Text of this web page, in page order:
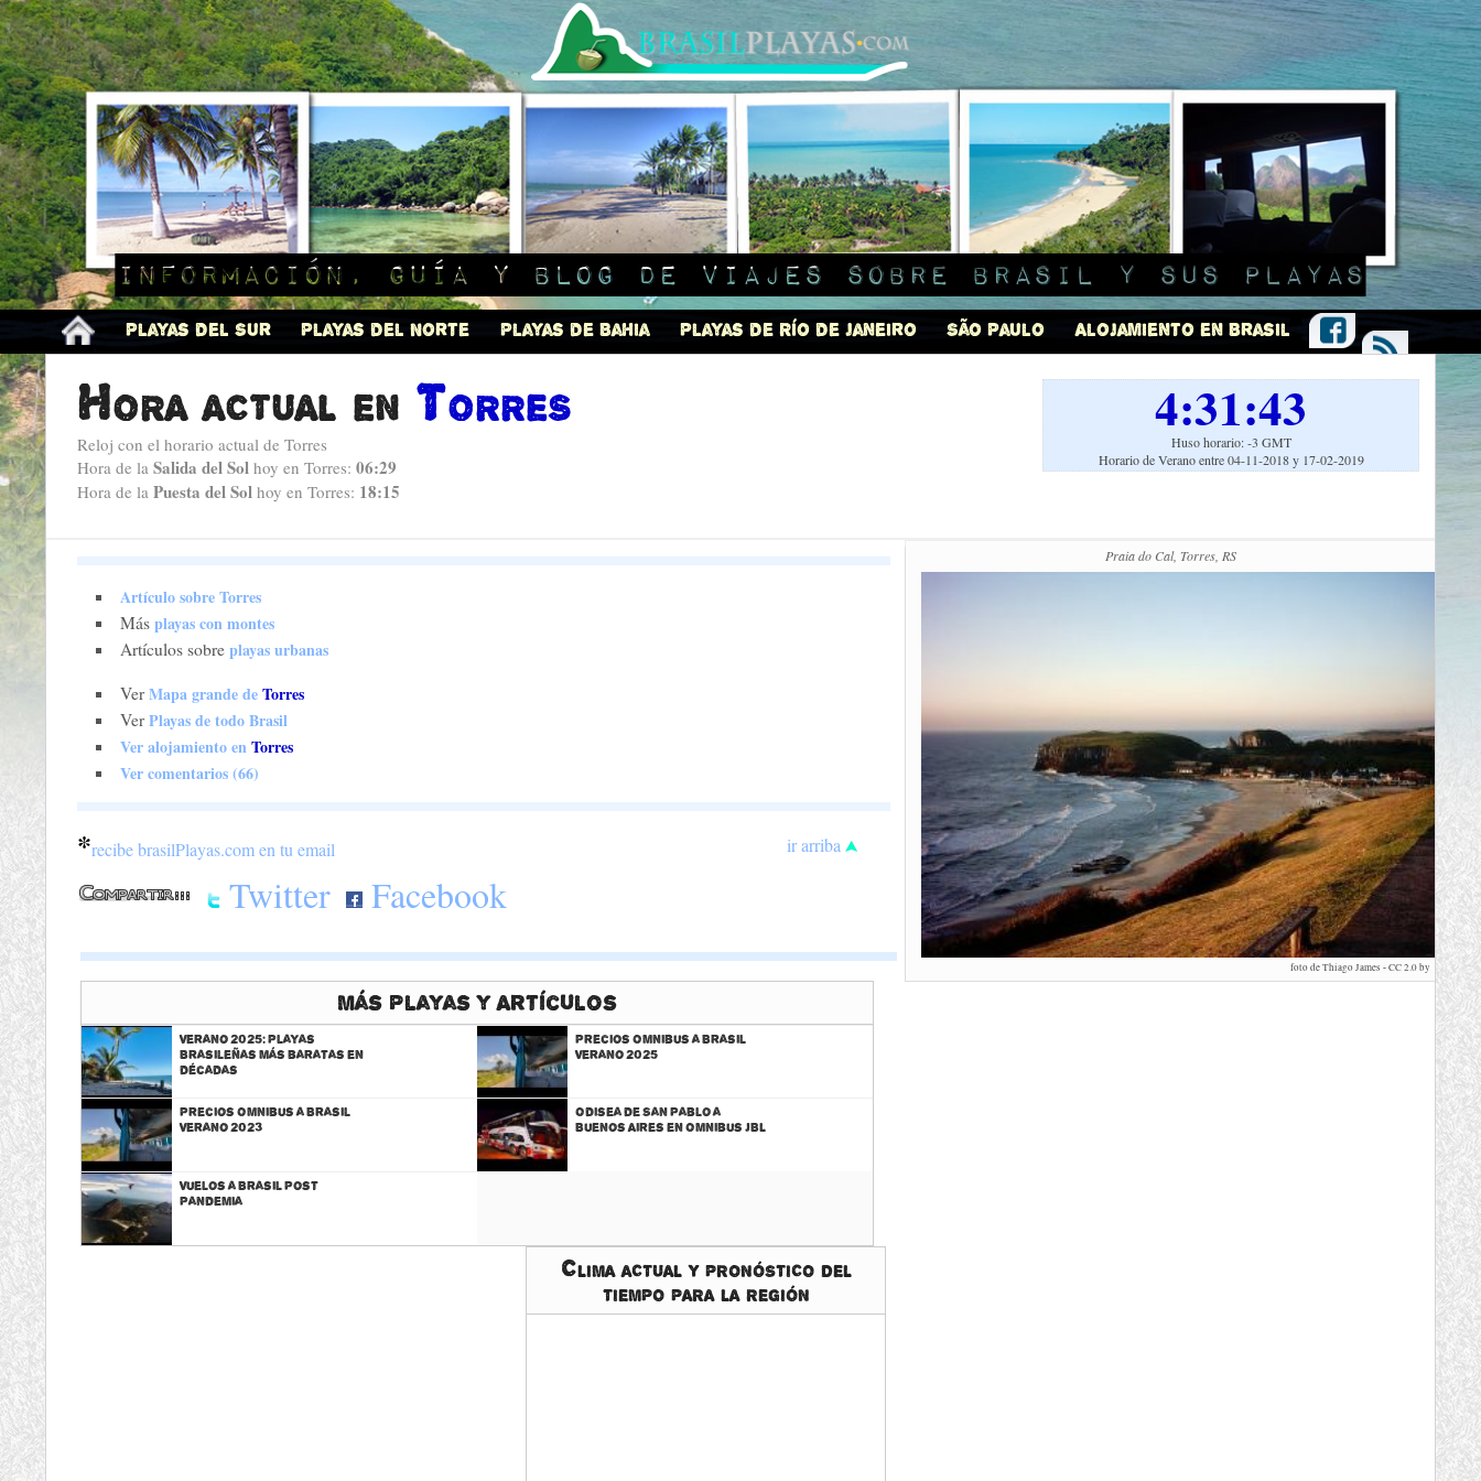
Información, guía y blog de viajes sobre Brasil y sus playas
Playas del Sur Playas del Norte Playas de Bahia Playas de Río de Janeiro São Paulo Alojamiento en Brasil
4:31:44
Huso horario: -3 GMT
Horario de Verano entre 04-11-2018 y 17-02-2019
Hora actual en Torres
Reloj con el horario actual de Torres
Hora de la Salida del Sol hoy en Torres: 06:29
Hora de la Puesta del Sol hoy en Torres: 18:15
Artículo sobre Torres
Más playas con montes
Artículos sobre playas urbanas
Ver Mapa grande deTorres
Ver Playas de todo Brasil
Ver alojamiento enTorres
Ver comentarios (66)
*recibe brasilPlayas.com en tu email ir arriba
Twitter Facebook
Más Playas y Artículos
Verano 2025: Playas
Brasileñas más baratas en
décadas
Precios Omnibus a Brasil
Verano 2025
Precios Omnibus a Brasil
Verano 2023
Odisea de San Pablo a
Buenos Aires en Omnibus JBL
Vuelos a Brasil Post
Pandemia
Clima actual y pronóstico del
tiempo para la región
Praia do Cal, Torres, RS
foto de Thiago James -CC 2.0 by